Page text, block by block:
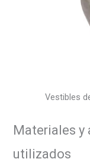
Vestibles
Materiales y
utilizados